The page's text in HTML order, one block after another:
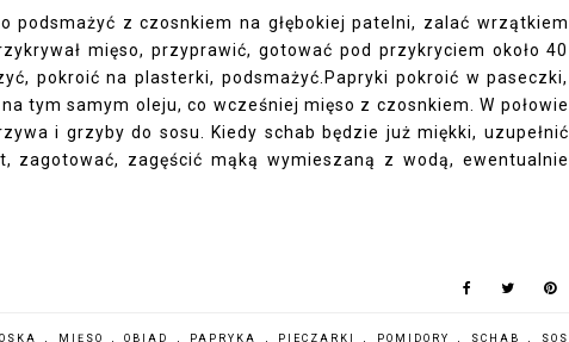
podsmażyć z czosnkiem na głębokiej patelni, zalać wrzątkiem
mięso, przyprawić, gotować pod przykryciem około 40
pokroić na plasterki, podsmażyć.Papryki pokroić w paseczki,
tym samym oleju, co wcześniej mięso z czosnkiem. W połowie
i grzyby do sosu. Kiedy schab będzie już miękki, uzupełnić
zagotować, zagęścić mąką wymieszaną z wodą, ewentualnie
MIĘSO ,OBIAD PAPRYKA PIECZARKI POMIDORY SCHAB
SOS